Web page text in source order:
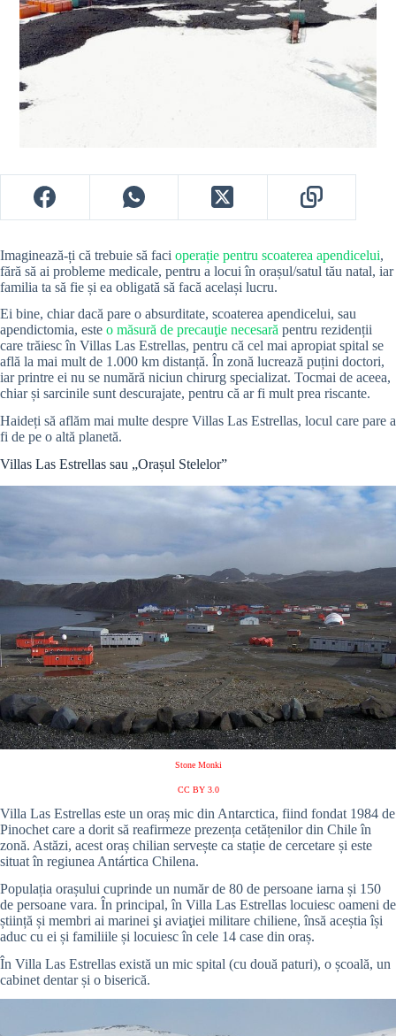
Imaginează-ți că trebuie să faci operație pentru scoaterea apendicelui,
fără să ai probleme medicale, pentru a locui în orașul/satul tău natal, iar
familia ta să fie și ea obligată să facă același lucru.
Ei bine, chiar dacă pare o absurditate, scoaterea apendicelui, sau
apendictomia, este o măsură de precauţie necesară pentru rezidenții
care trăiesc în Villas Las Estrellas, pentru că cel mai apropiat spital se
află la mai mult de 1.000 km distanță. În zonă lucrează puțini doctori,
iar printre ei nu se numără niciun chirurg specializat. Tocmai de aceea,
chiar și sarcinile sunt descurajate, pentru că ar fi mult prea riscante.
Haideți să aflăm mai multe despre Villas Las Estrellas, locul care pare a
fi de pe o altă planetă.
Villas Las Estrellas sau „Orașul Stelelor”
Stone Monki
CC BY 3.0
Villa Las Estrellas este un oraș mic din Antarctica, fiind fondat 1984 de
Pinochet care a dorit să reafirmeze prezența cetățenilor din Chile în
zonă. Astăzi, acest oraș chilian servește ca stație de cercetare și este
situat în regiunea Antártica Chilena.
Populația orașului cuprinde un număr de 80 de persoane iarna și 150
de persoane vara. În principal, în Villa Las Estrellas locuiesc oameni de
știință și membri ai marinei şi aviaţiei militare chiliene, însă aceștia își
aduc cu ei și familiile și locuiesc în cele 14 case din oraș.
În Villa Las Estrellas există un mic spital (cu două paturi), o școală, un
cabinet dentar și o biserică.